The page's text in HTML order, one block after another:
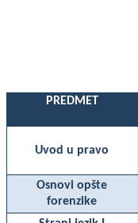
PREDMET
Uvod u pravo
Osnovi opšte
forenzike